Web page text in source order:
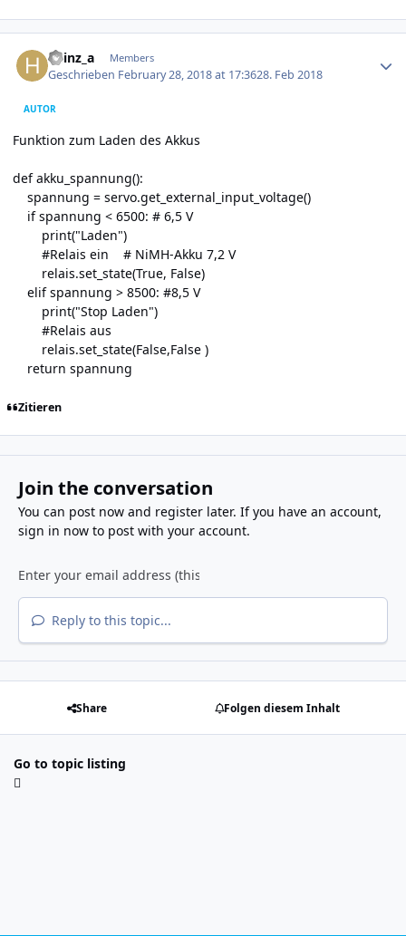
heinz_a Members
Geschrieben February 28, 2018 at 17:3628. Feb 2018
AUTOR
Funktion zum Laden des Akkus
def akku_spannung():
spannung = servo.get_external_input_voltage()
if spannung < 6500: # 6,5 V
print("Laden")
#Relais ein # NiMH-Akku 7,2 V
relais.set_state(True, False)
elif spannung > 8500: #8,5 V
print("Stop Laden")
#Relais aus
relais.set_state(False,False )
return spannung
Zitieren
Join the conversation
You can post now and register later. If you have an account,
sign in nowto post with your account.
Reply to this topic...
Share Folgen diesem Inhalt
Go to topic listing